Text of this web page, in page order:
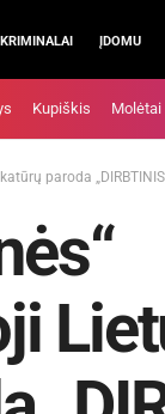
KRIMINALAI ĮDOMU
Kupiškis Molėtai
paroda „DIRBTINIS